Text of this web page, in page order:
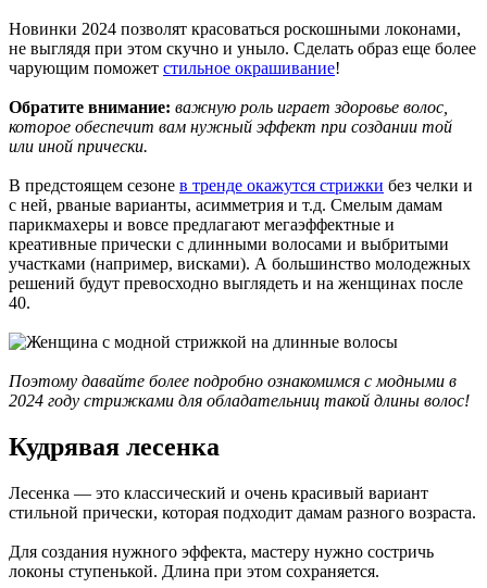
Новинки 2024 позволят красоваться роскошными локонами,
не выглядя при этом скучно и уныло. Сделать образ еще более
чарующим поможет стильное окрашивание!
Обратите внимание: важную роль играет здоровье волос,
которое обеспечит вам нужный эффект при создании той
или иной прически.
В предстоящем сезоне в тренде окажутся стрижки без челки и
с ней, рваные варианты, асимметрия и т.д. Смелым дамам
парикмахеры и вовсе предлагают мегаэффектные и
креативные прически с длинными волосами и выбритыми
участками (например, висками). А большинство молодежных
решений будут превосходно выглядеть и на женщинах после
40.
Поэтому давайте более подробно ознакомимся с модными в
2024 году стрижками для обладательниц такой длины волос!
Кудрявая лесенка
Лесенка — это классический и очень красивый вариант
стильной прически, которая подходит дамам разного возраста.
Для создания нужного эффекта, мастеру нужно состричь
локоны ступенькой. Длина при этом сохраняется.